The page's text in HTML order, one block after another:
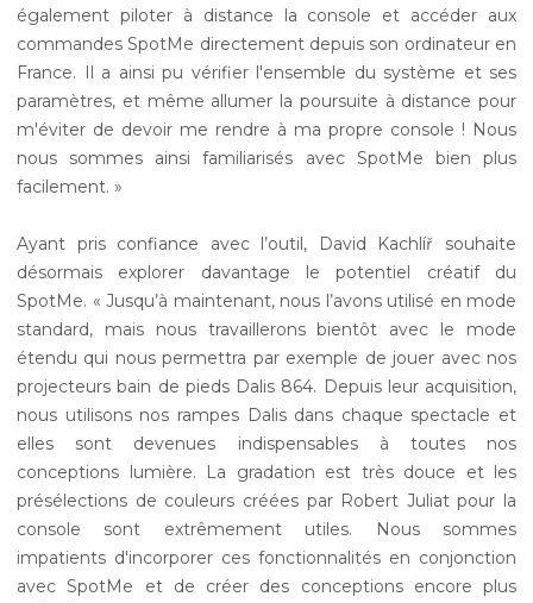
également piloter à distance la console et accéder aux
commandes SpotMe directement depuis son ordinateur en
France. Il a ainsi pu vérifier l'ensemble du système et ses
paramètres, et même allumer la poursuite à distance pour
m'éviter de devoir me rendre à ma propre console ! Nous
nous sommes ainsi familiarisés avec SpotMe bien plus
facilement. »
Ayant pris confiance avec l’outil, David Kachlíř souhaite
désormais explorer davantage le potentiel créatif du
SpotMe. « Jusqu’à maintenant, nous l’avons utilisé en mode
standard, mais nous travaillerons bientôt avec le mode
étendu qui nous permettra par exemple de jouer avec nos
projecteurs bain de pieds Dalis 864. Depuis leur acquisition,
nous utilisons nos rampes Dalis dans chaque spectacle et
elles sont devenues indispensables à toutes nos
conceptions lumière. La gradation est très douce et les
présélections de couleurs créées par Robert Juliat pour la
console sont extrêmement utiles. Nous sommes
impatients d'incorporer ces fonctionnalités en conjonction
avec SpotMe et de créer des conceptions encore plus